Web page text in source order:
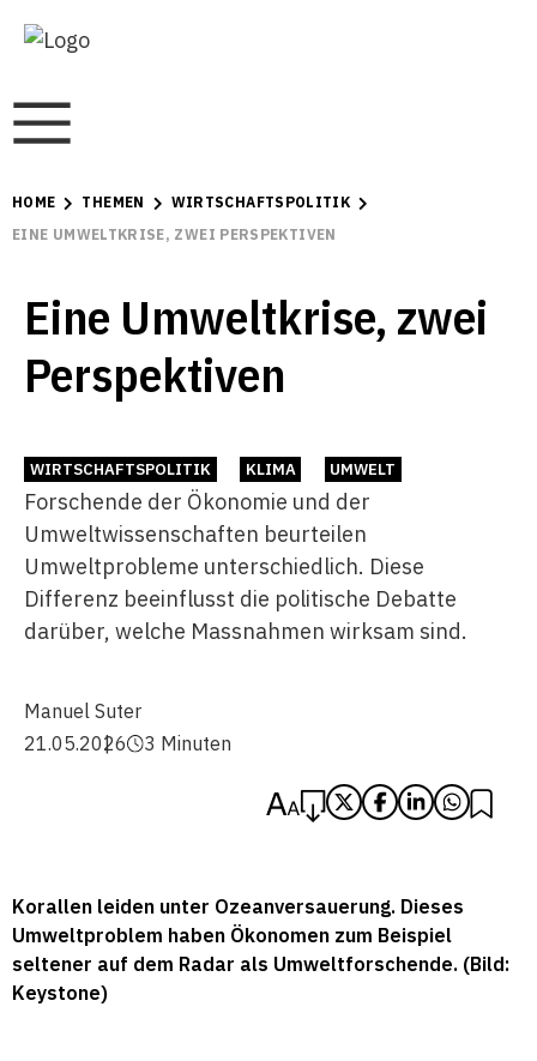
HOME THEMEN
WIRTSCHAFTSPOLITIK
EINE UMWELTKRISE, ZWEI PERSPEKTIVEN
Eine Umweltkrise, zwei
Perspektiven
WIRTSCHAFTSPOLITIK KLIMA UMWELT
Forschende der Ökonomie und der
Umweltwissenschaften beurteilen
Umweltprobleme unterschiedlich. Diese
Differenz beeinflusst die politische Debatte
darüber, welche Massnahmen wirksam sind.
Manuel Suter
21.05.2026
3 Minuten
Korallen leiden unter Ozeanversauerung. Dieses
Umweltproblem haben Ökonomen zum Beispiel
seltener auf dem Radar als Umweltforschende. (Bild:
Keystone)